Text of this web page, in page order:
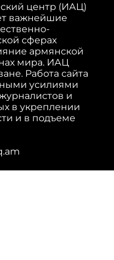
центр (ИАЦ)
важнейшие
сферах
армянской
мира. ИАЦ
Работа сайта
усилиями
и
в укреплении
и в подъеме